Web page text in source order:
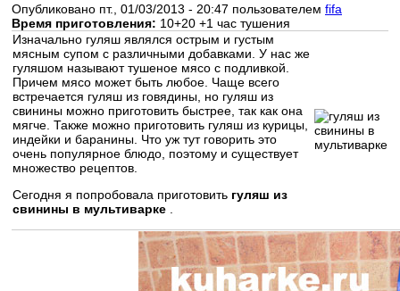
Опубликовано пт., 01/03/2013 - 20:47 пользователем fifa
Время приготовления: 10+20 +1 час тушения
Изначально гуляш являлся острым и густым
мясным супом с различными добавками. У нас же
гуляшом называют тушеное мясо с подливкой.
Причем мясо может быть любое. Чаще всего
встречается гуляш из говядины, но гуляш из
свинины можно приготовить быстрее, так как она
мягче. Также можно приготовить гуляш из курицы,
индейки и баранины. Что уж тут говорить это
очень популярное блюдо, поэтому и существует
множество рецептов.
Сегодня я попробовала приготовить гуляш из
свинины в мультиварке